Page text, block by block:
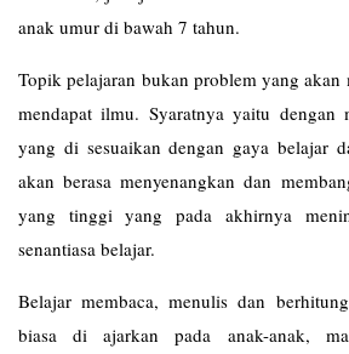
anak umur di bawah 7 tahun.
Topik pelajaran bukan problem yang akan
mendapat ilmu. Syaratnya yaitu dengan
yang di sesuaikan dengan gaya belajar
akan berasa menyenangkan dan
yang tinggi yang pada akhirnya
senantiasa belajar.
Belajar membaca, menulis dan
biasa di ajarkan pada anak-anak,